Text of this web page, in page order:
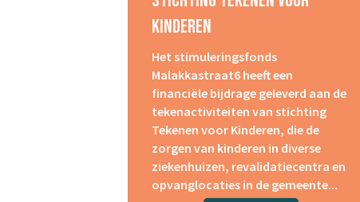
Kinderen
Het stimuleringsfonds
Malakkastraat6 heeft een
financiële bijdrage geleverd aan de
tekenactiviteiten van stichting
Tekenen voor Kinderen, die de
zorgen van kinderen in diverse
ziekenhuizen, revalidatiecentra en
opvanglocaties in de gemeente...